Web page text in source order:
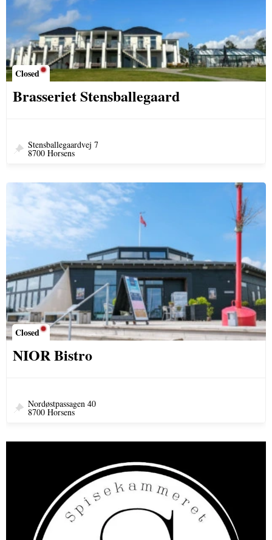
Closed
Brasseriet Stensballegaard
Stensballegaardvej 7
8700 Horsens
Closed
NIOR Bistro
Nordøstpassagen 40
8700 Horsens